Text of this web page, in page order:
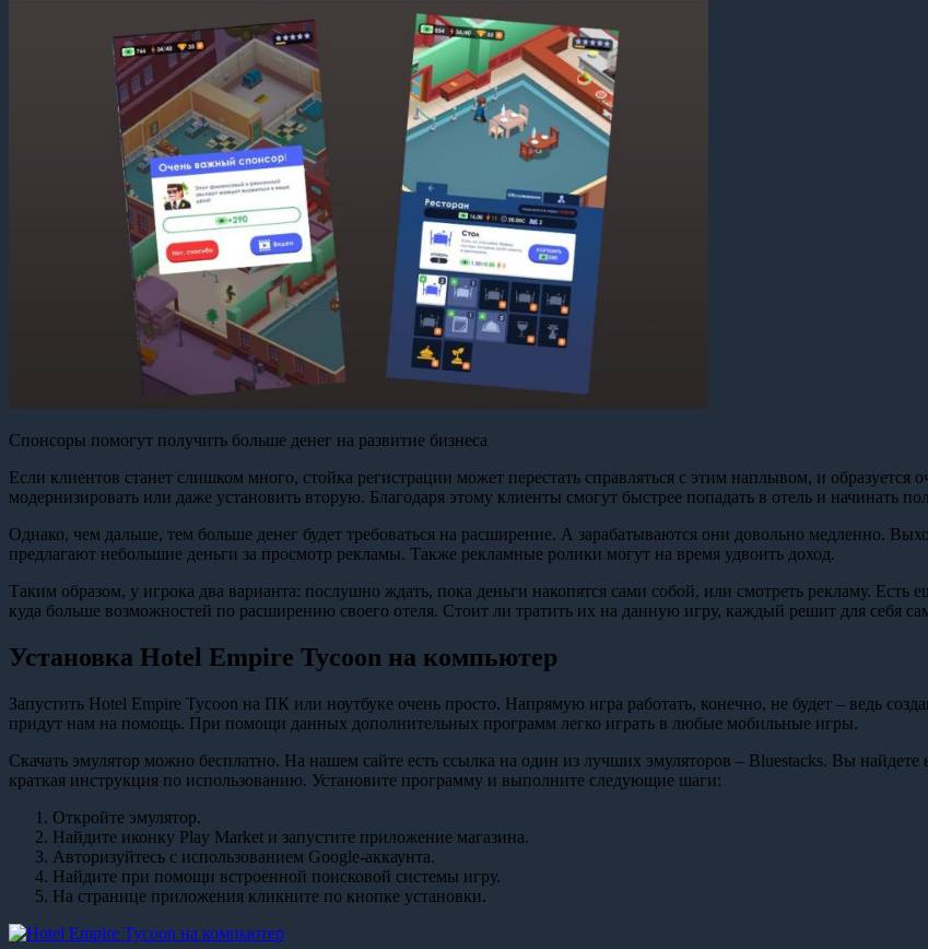
Спонсоры помогут получить больше денег на развитие бизнеса
Если клиентов станет слишком много, стойка регистрации может перестать справляться с этим наплывом, и
модернизировать или даже установить вторую. Благодаря этому клиенты смогут быстрее попадать в отель и начинать
Однако, чем дальше, тем больше денег будет требоваться на расширение. А зарабатываются они довольно медленно.
предлагают небольшие деньги за просмотр рекламы. Также рекламные ролики могут на время удвоить доход.
Таким образом, у игрока два варианта: послушно ждать, пока деньги накопятся сами собой, или смотреть рекламу.
куда больше возможностей по расширению своего отеля. Стоит ли тратить их на данную игру, каждый решит для себя
Установка Hotel Empire Tycoon на компьютер
Запустить Hotel Empire Tycoon на ПК или ноутбуке очень просто. Напрямую игра работать, конечно, не будет – ведь
придут нам на помощь. При помощи данных дополнительных программ легко играть в любые мобильные игры.
Скачать эмулятор можно бесплатно. На нашем сайте есть ссылка на один из лучших эмуляторов – Bluestacks. Вы
краткая инструкция по использованию. Установите программу и выполните следующие шаги:
Откройте эмулятор.
Найдите иконку Play Market и запустите приложение магазина.
Авторизуйтесь с использованием Google-аккаунта.
Найдите при помощи встроенной поисковой системы игру.
На странице приложения кликните по кнопке установки.